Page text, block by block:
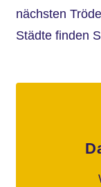
nächsten
Städte finden